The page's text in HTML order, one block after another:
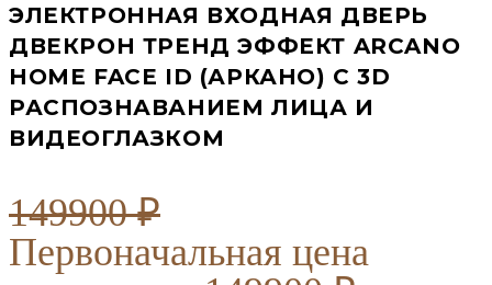
ЭЛЕКТРОННАЯ ВХОДНАЯ ДВЕРЬ
ДВЕКРОН ТРЕНД ЭФФЕКТ ARCANO
HOME FACE ID (АРКАНО) С 3D
РАСПОЗНАВАНИЕМ ЛИЦА И
ВИДЕОГЛАЗКОМ
149900₽
Первоначальная цена